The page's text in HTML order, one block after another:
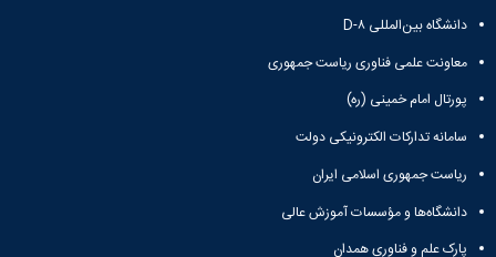
دانشگاه بین‌المللی D-۸
معاونت علمی فناوری ریاست جمهوری
پورتال امام خمینی (ره)
سامانه تدارکات الکترونیکی دولت
ریاست جمهوری اسلامی ایران
دانشگاه‌ها و مؤسسات آموزش عالی
پارک علم و فناوری همدان